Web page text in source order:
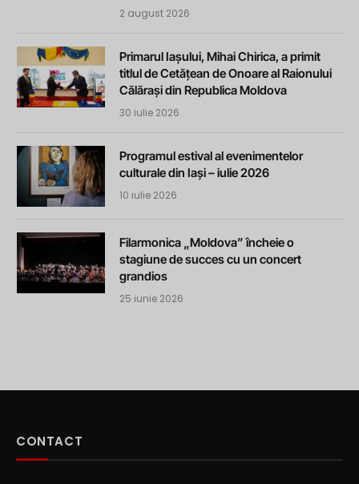
2 august 2026
Primarul Iașului, Mihai Chirica, a primit
titlul de Cetățean de Onoare al Raionului
Călărași din Republica Moldova
30 iulie 2026
Programul estival al evenimentelor
culturale din Iași – iulie 2026
10 iulie 2026
Filarmonica „Moldova” încheie o
stagiune de succes cu un concert
grandios
25 iunie 2026
CONTACT